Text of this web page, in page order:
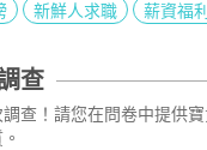
新鮮人求職 薪資福利
查
查！請您在問卷中提供